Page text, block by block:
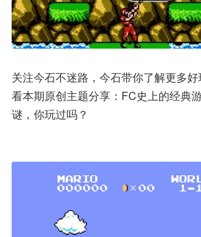
关注今石不迷路，今石带你了解更多
看本期原创主题分享：FC史上的经典
谜，你玩过吗？